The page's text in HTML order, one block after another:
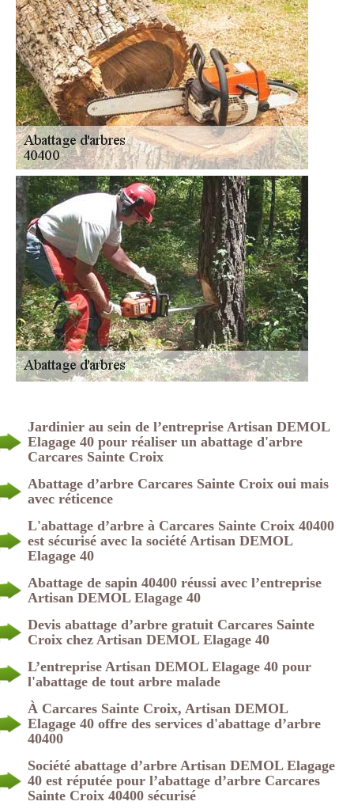
Jardinier au sein de l’entreprise Artisan DEMOL
Elagage 40 pour réaliser un abattage d'arbre
Carcares Sainte Croix
Abattage d’arbre Carcares Sainte Croix oui mais
avec réticence
L'abattage d’arbre à Carcares Sainte Croix 40400
est sécurisé avec la société Artisan DEMOL
Elagage 40
Abattage de sapin 40400 réussi avec l’entreprise
Artisan DEMOL Elagage 40
Devis abattage d’arbre gratuit Carcares Sainte
Croix chez Artisan DEMOL Elagage 40
L’entreprise Artisan DEMOL Elagage 40 pour
l'abattage de tout arbre malade
À Carcares Sainte Croix, Artisan DEMOL
Elagage 40 offre des services d'abattage d’arbre
40400
Société abattage d’arbre Artisan DEMOL Elagage
40 est réputée pour l’abattage d’arbre Carcares
Sainte Croix 40400 sécurisé